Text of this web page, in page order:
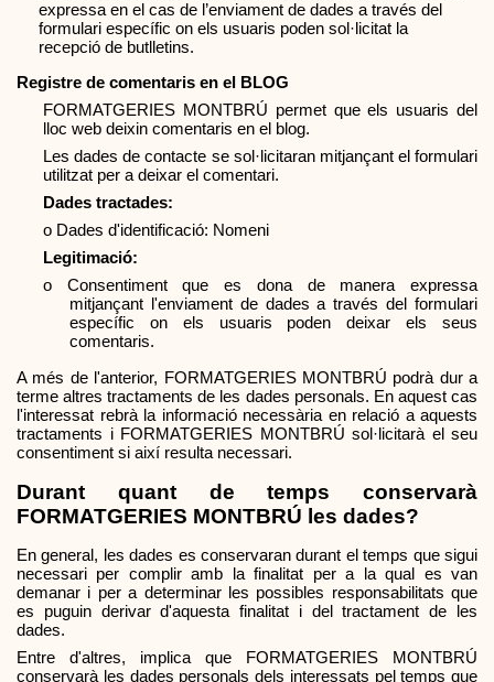
expressa en el cas de l’enviament de dades a través del
formulari específic on els usuaris poden sol·licitat la
recepció de butlletins.
Registre de comentaris en el BLOG
FORMATGERIES MONTBRÚ permet que els usuaris del
lloc web deixin comentaris en el blog.
Les dades de contacte se sol·licitaran mitjançant el formulari
utilitzat per a deixar el comentari.
Dades tractades:
o Dades d'identificació: Nomeni
Legitimació:
o Consentiment que es dona de manera expressa
mitjançant l'enviament de dades a través del formulari
específic on els usuaris poden deixar els seus
comentaris.
A més de l'anterior, FORMATGERIES MONTBRÚ podrà dur a
terme altres tractaments de les dades personals. En aquest cas
l'interessat rebrà la informació necessària en relació a aquests
tractaments i FORMATGERIES MONTBRÚ sol·licitarà el seu
consentiment si així resulta necessari.
Durant quant de temps conservarà
FORMATGERIES MONTBRÚ les dades?
En general, les dades es conservaran durant el temps que sigui
necessari per complir amb la finalitat per a la qual es van
demanar i per a determinar les possibles responsabilitats que
es puguin derivar d'aquesta finalitat i del tractament de les
dades.
Entre d'altres, implica que FORMATGERIES MONTBRÚ
conservarà les dades personals dels interessats pel temps que